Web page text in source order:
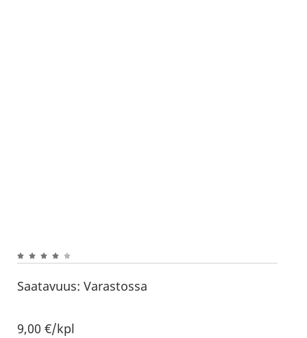
Saatavuus: Varastossa
9,00€/kpl